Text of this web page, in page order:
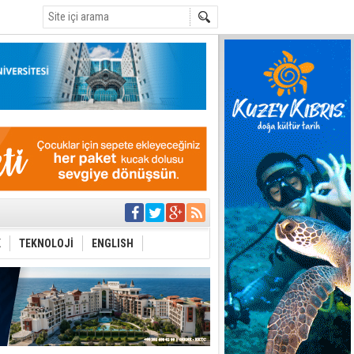
arasında
Yasası
yer sis olacak
TEKNOLOJİ ENGLISH